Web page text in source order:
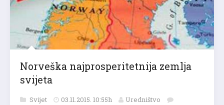
Norveška najprosperitetnija zemlja
svijeta
Svijet 03.11.2015. 10:55h Uredništvo